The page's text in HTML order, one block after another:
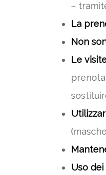
–
La
Non
Le
Uso